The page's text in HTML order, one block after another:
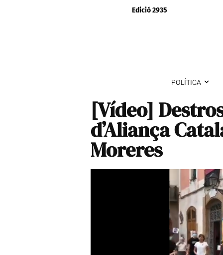
Edició 2935
POLÍTICA
[Vídeo]
d’Aliança
Moreres